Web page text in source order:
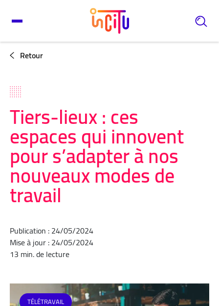
Retour
Tiers-lieux : ces
espaces qui innovent
pour s’adapter à nos
nouveaux modes de
travail
Publication : 24/05/2024
Mise à jour : 24/05/2024
13 min. de lecture
TÉLÉTRAVAIL